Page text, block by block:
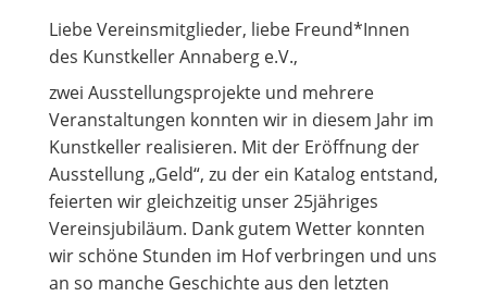
Liebe Vereinsmitglieder, liebe Freund*Innen
des Kunstkeller Annaberg e.V.,
zwei Ausstellungsprojekte und mehrere
Veranstaltungen konnten wir in diesem Jahr im
Kunstkeller realisieren. Mit der Eröffnung der
Ausstellung „Geld“, zu der ein Katalog entstand,
feierten wir gleichzeitig unser 25jähriges
Vereinsjubiläum. Dank gutem Wetter konnten
wir schöne Stunden im Hof verbringen und uns
an so manche Geschichte aus den letzten